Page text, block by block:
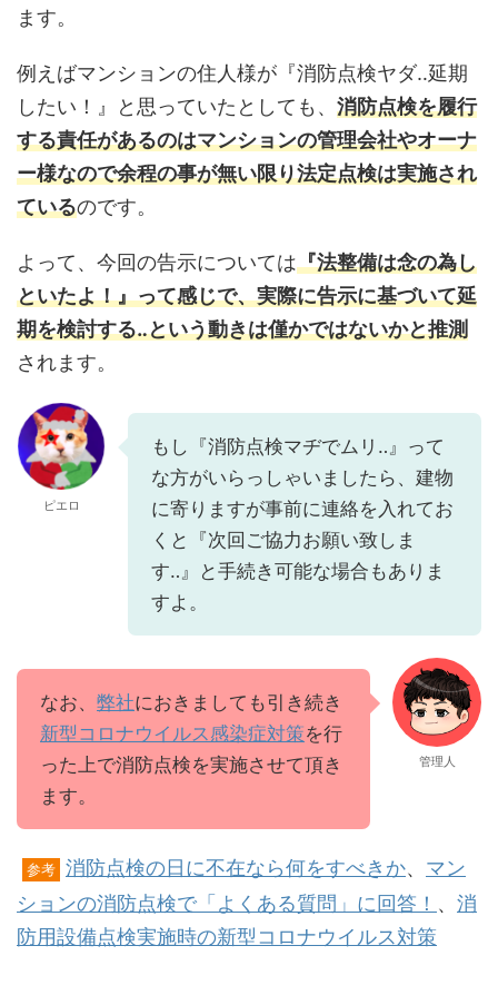
ます。
例えばマンションの住人様が『消防点検ヤダ‥延期
したい！』と思っていたとしても、 消防点検を履行
する責任があるのはマンションの管理会社やオーナ
ー様なので余程の事が無い限り法定点検は実施され
ているのです。
よって、今回の告示については『法整備は念の為し
といたよ！』って感じで、実際に告示に基づいて延
期を検討する‥という動きは僅かではないかと推測
されます。
ピエロ
もし『消防点検マヂでムリ‥』って
な方がいらっしゃいましたら、建物
に寄りますが事前に連絡を入れてお
くと『次回ご協力お願い致しま
す‥』と手続き可能な場合もありま
すよ。
なお、 弊社におきましても引き続き
新型コロナウイルス感染症対策を行
った上で消防点検を実施させて頂き
ます。
管理人
参考 消防点検の日に不在なら何をすべきか、 マン
ションの消防点検で「よくある質問」に回答！ 、 消
防用設備点検実施時の新型コロナウイルス対策